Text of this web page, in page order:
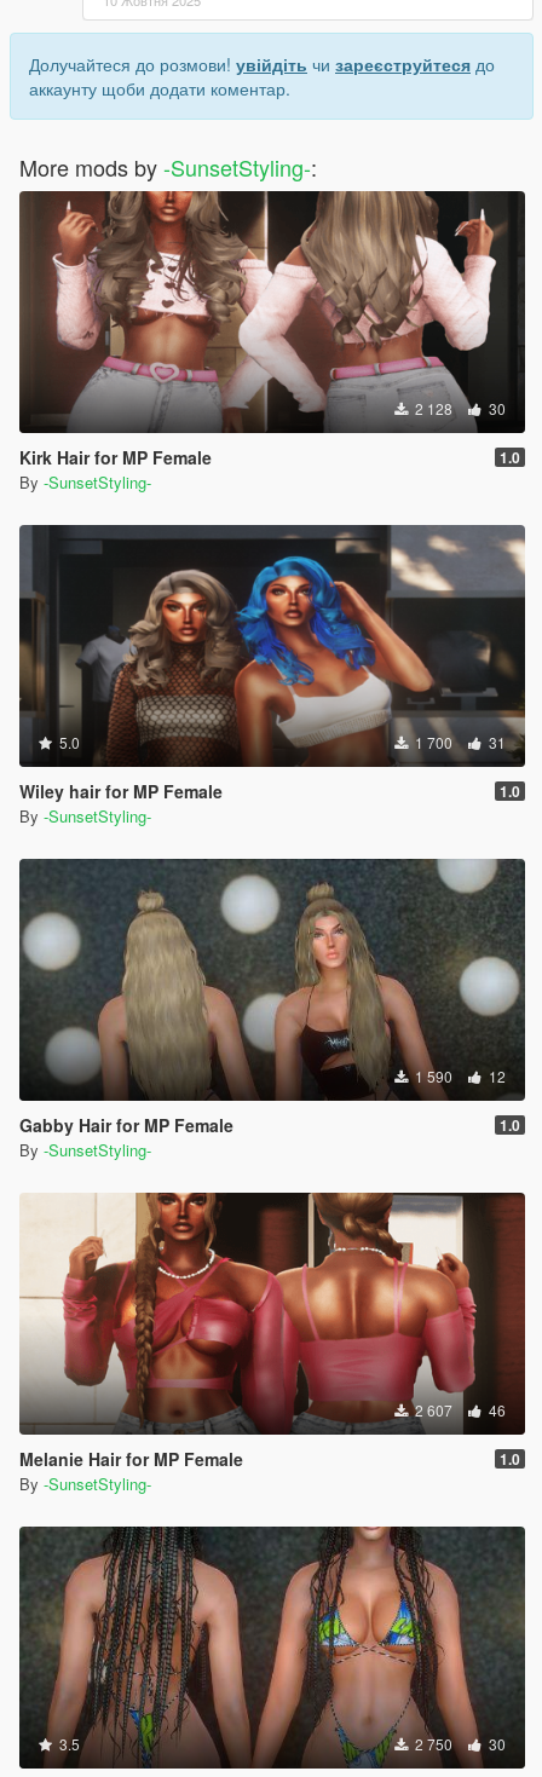
Долучайтеся до розмови! увійдіть чи зареєструйтеся до
аккаунту щоби додати коментар.
More mods by-SunsetStyling-:
2 128 30
Kirk Hair for MP Female 1.0
By -SunsetStyling-
5.0 1 700 31
Wiley hair for MP Female 1.0
By -SunsetStyling-
1 590 12
Gabby Hair for MP Female 1.0
By -SunsetStyling-
2 607 46
Melanie Hair for MP Female 1.0
By -SunsetStyling-
3.5 2 750 30